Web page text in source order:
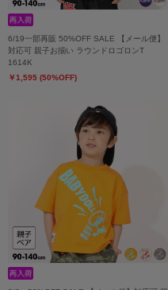
6/19一部再販 50%OFF SALE 【メール便】
対応可 親子お揃い ラウンドロゴロンT
1614K
￥1,595 (50%OFF)